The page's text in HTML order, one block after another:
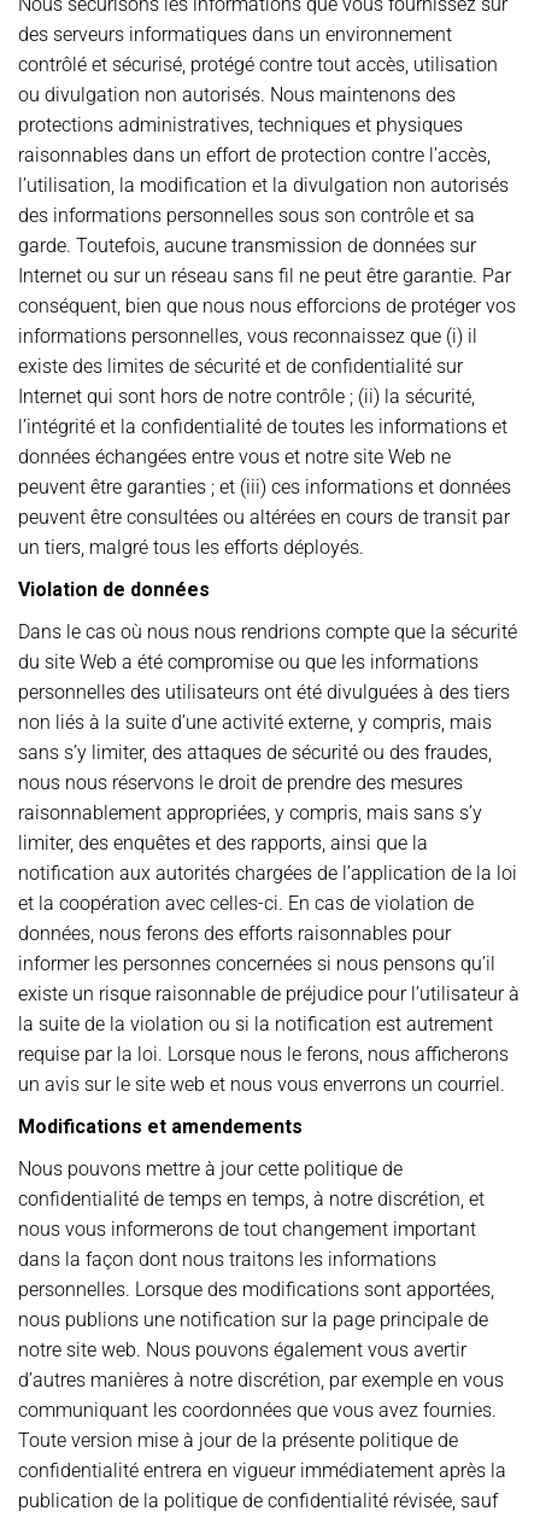
Nous sécurisons les informations que vous fournissez sur
des serveurs informatiques dans un environnement
contrôlé et sécurisé, protégé contre tout accès, utilisation
ou divulgation non autorisés. Nous maintenons des
protections administratives, techniques et physiques
raisonnables dans un effort de protection contre l’accès,
l’utilisation, la modification et la divulgation non autorisés
des informations personnelles sous son contrôle et sa
garde. Toutefois, aucune transmission de données sur
Internet ou sur un réseau sans fil ne peut être garantie. Par
conséquent, bien que nous nous efforcions de protéger vos
informations personnelles, vous reconnaissez que (i) il
existe des limites de sécurité et de confidentialité sur
Internet qui sont hors de notre contrôle ; (ii) la sécurité,
l’intégrité et la confidentialité de toutes les informations et
données échangées entre vous et notre site Web ne
peuvent être garanties ; et (iii) ces informations et données
peuvent être consultées ou altérées en cours de transit par
un tiers, malgré tous les efforts déployés.
Violation de données
Dans le cas où nous nous rendrions compte que la sécurité
du site Web a été compromise ou que les informations
personnelles des utilisateurs ont été divulguées à des tiers
non liés à la suite d’une activité externe, y compris, mais
sans s’y limiter, des attaques de sécurité ou des fraudes,
nous nous réservons le droit de prendre des mesures
raisonnablement appropriées, y compris, mais sans s’y
limiter, des enquêtes et des rapports, ainsi que la
notification aux autorités chargées de l’application de la loi
et la coopération avec celles-ci. En cas de violation de
données, nous ferons des efforts raisonnables pour
informer les personnes concernées si nous pensons qu’il
existe un risque raisonnable de préjudice pour l’utilisateur à
la suite de la violation ou si la notification est autrement
requise par la loi. Lorsque nous le ferons, nous afficherons
un avis sur le site web et nous vous enverrons un courriel.
Modifications et amendements
Nous pouvons mettre à jour cette politique de
confidentialité de temps en temps, à notre discrétion, et
nous vous informerons de tout changement important
dans la façon dont nous traitons les informations
personnelles. Lorsque des modifications sont apportées,
nous publions une notification sur la page principale de
notre site web. Nous pouvons également vous avertir
d’autres manières à notre discrétion, par exemple en vous
communiquant les coordonnées que vous avez fournies.
Toute version mise à jour de la présente politique de
confidentialité entrera en vigueur immédiatement après la
publication de la politique de confidentialité révisée, sauf